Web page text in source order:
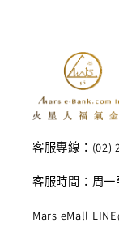
客服專線：(02)
客服時間：周一
Mars eMall